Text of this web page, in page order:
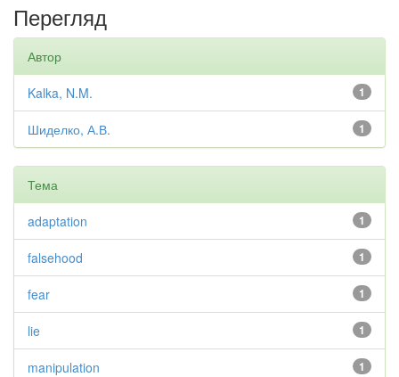
Перегляд
Автор
1
Kalka, N.M.
1
Шиделко, А.В.
Тема
1
adaptation
1
falsehood
1
fear
1
lie
1
manipulation